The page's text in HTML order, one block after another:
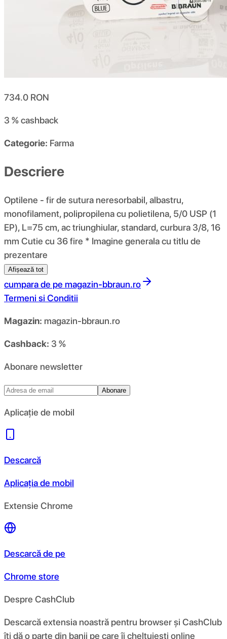
734.0 RON
3 %cashback
Categorie: Farma
Descriere
Optilene - fir de sutura neresorbabil, albastru,
monofilament, polipropilena cu polietilena, 5/0 USP (1
EP), L=75 cm, ac triunghiular, standard, curbura 3/8, 16
mm Cutie cu 36 fire * Imagine generala cu titlu de
prezentare
Afișează tot
cumpara de pe magazin-bbraun.ro
Termeni si Conditii
Magazin: magazin-bbraun.ro
Cashback: 3 %
Abonare newsletter
Abonare
Aplicație de mobil
Descarcă
Aplicația de mobil
Extensie Chrome
Descarcă de pe
Chrome store
Despre CashClub
Descarcă extensia noastră pentru browser și CashClub
îți dă o parte din banii pe care îi cheltuiești online